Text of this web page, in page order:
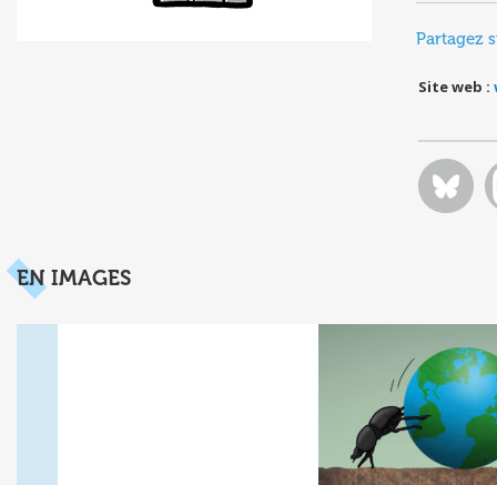
Partagez
Site web :
EN IMAGES